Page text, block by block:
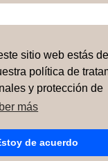
sitio web estás de
política de
y protección de
más
de acuerdo
el servicio
SOBRE
CONTACTO
| UNITED